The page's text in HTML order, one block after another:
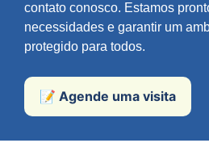
contato conosco. Estamos
necessidades e garantir um
protegido para todos.
📝 Agende uma visita